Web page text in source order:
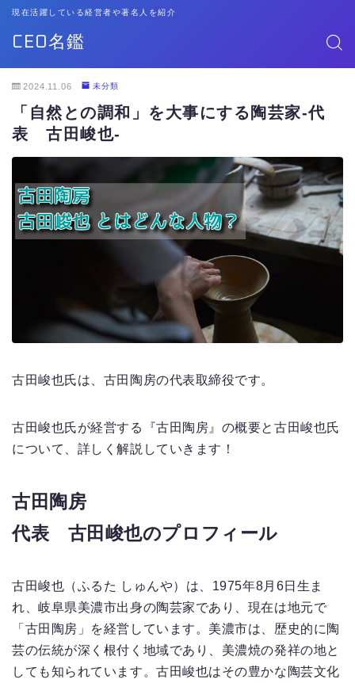
CEO名鑑
現在活躍している経営者や著名人を紹介
2024.11.06 未分類
「自然との調和」を大事にする陶芸家-代
表 古田峻也-
古田峻也氏は、古田陶房の代表取締役です。
古田峻也氏が経営する『古田陶房』の概要と古田峻也氏
について、詳しく解説していきます！
古田陶房
代表 古田峻也のプロフィール
古田峻也（ふるた しゅんや）は、1975年8月6日生ま
れ、岐阜県美濃市出身の陶芸家であり、現在は地元で
「古田陶房」を経営しています。美濃市は、歴史的に陶
芸の伝統が深く根付く地域であり、美濃焼の発祥の地と
しても知られています。古田峻也はその豊かな陶芸文化